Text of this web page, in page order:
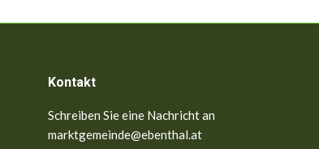
Kontakt
Schreiben Sie eine Nachricht an
marktgemeinde@ebenthal.at